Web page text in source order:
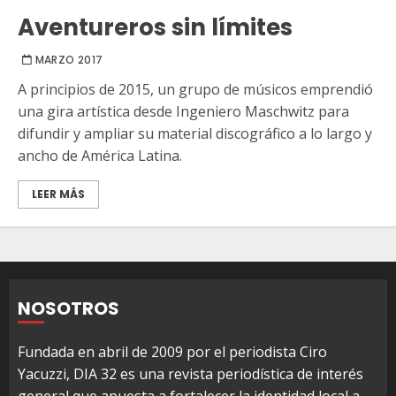
Aventureros sin límites
MARZO 2017
A principios de 2015, un grupo de músicos emprendió
una gira artística desde Ingeniero Maschwitz para
difundir y ampliar su material discográfico a lo largo y
ancho de América Latina.
LEER MÁS
NOSOTROS
Fundada en abril de 2009 por el periodista Ciro
Yacuzzi, DIA 32 es una revista periodística de interés